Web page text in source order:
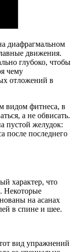
диафрагмальном
движения.
глубоко, чтобы
чему
отложений в
видом фитнеса, в
а не обвисать.
пустой желудок:
после последнего
характер, что
Некоторые
на асанах
в спине и шее.
вид упражнений